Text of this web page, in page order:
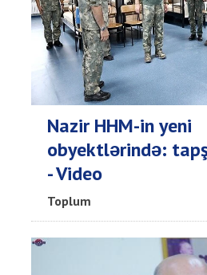
Nazir HHM-in yeni
obyektlərində:
- Video
Toplum